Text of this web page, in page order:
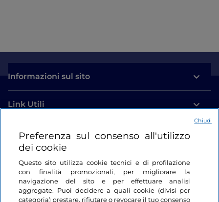
Informazioni sul sito
Link Utili
Login
Restiamo in contatto
Preferenza sul consenso all'utilizzo
dei cookie
Questo sito utilizza cookie tecnici e di profilazione
con finalità promozionali, per migliorare la
navigazione del sito e per effettuare analisi
aggregate. Puoi decidere a quali cookie (divisi per
categoria) prestare, rifiutare o revocare il tuo consenso
Chiudi